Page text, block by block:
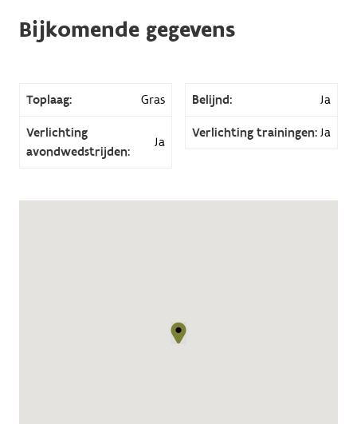
Bijkomende gegevens
Toplaag: Gras Belijnd: Ja
Verlichting
avondwedstrijden:
Ja
Verlichting trainingen: Ja